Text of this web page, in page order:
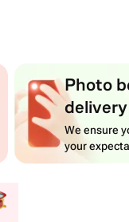
Photo
delivery
We ensure
your